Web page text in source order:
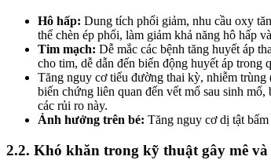
Hô hấp: Dung tích phổi giảm, nhu cầu oxy
thể chèn ép phổi, làm giảm khả năng hô hấp
Tim mạch: Dễ mắc các bệnh tăng huyết áp
cho tim, dễ dẫn đến biến động huyết áp trong
Tăng nguy cơ tiểu đường thai kỳ, nhiễm trùng
biến chứng liên quan đến vết mổ sau sinh
các rủi ro này.
Ảnh hưởng trên bé: Tăng nguy cơ dị tật
2.2. Khó khăn trong kỹ thuật gây mê và